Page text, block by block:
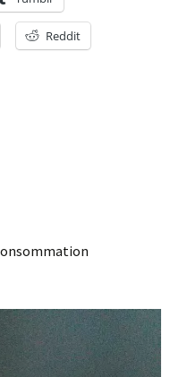
Reddit